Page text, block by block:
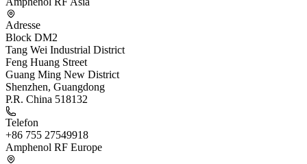
Adresse
Block DM2
Tang Wei Industrial District
Feng Huang Street
Guang Ming New District
Shenzhen, Guangdong
P.R. China 518132
Telefon
+86 755 27549918
Amphenol RF Europe